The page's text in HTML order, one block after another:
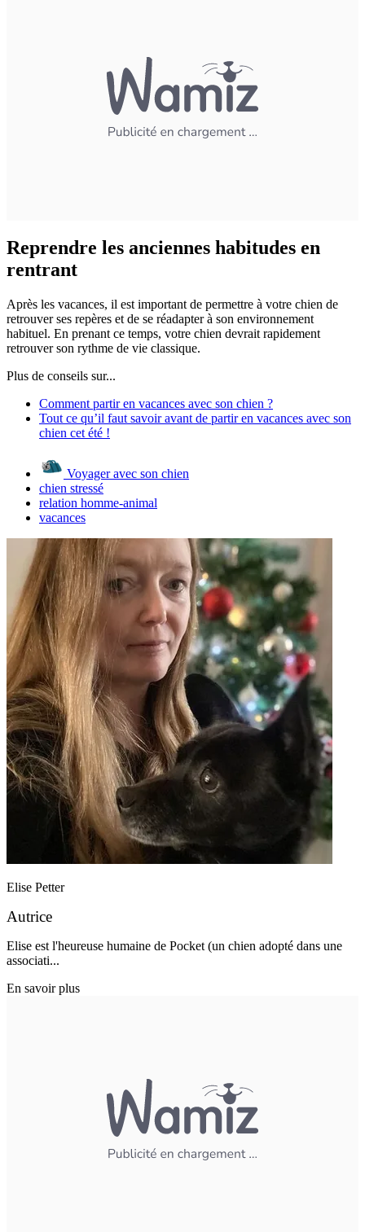
Reprendre les anciennes habitudes en
rentrant
Après les vacances, il est important de permettre à votre chien de
retrouver ses repères et de se réadapter à son environnement
habituel. En prenant ce temps, votre chien devrait rapidement
retrouver son rythme de vie classique.
Plus de conseils sur...
Comment partir en vacances avec son chien ?
Tout ce qu’il faut savoir avant de partir en vacances avec son
chien cet été !
Voyager avec son chien
chien stressé
relation homme-animal
vacances
Elise Petter
Autrice
Elise est l'heureuse humaine de Pocket (un chien adopté dans une
associati...
En savoir plus